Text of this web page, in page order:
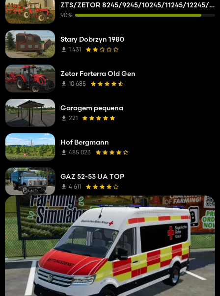
ZTS/ZETOR 8245/9245/10245/11245/12245/14245/16245
90%
Stary Dobrzyn 1980
1 431
Zetor Forterra Old Gen
10 685
Garagem pequena
221
Hof Bergmann
485 023
GAZ 52-53 UA TOP
4 611